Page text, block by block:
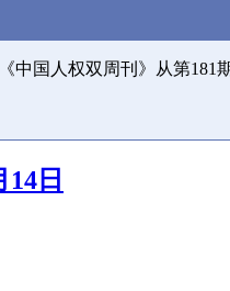
中国人权双周刊》从第181
日